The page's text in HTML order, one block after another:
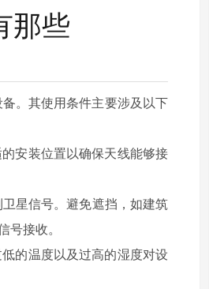
那些
。其使用条件主要涉及以下
安装位置以确保天线能够接
星信号。避免遮挡，如建筑
接收。
的温度以及过高的湿度对设